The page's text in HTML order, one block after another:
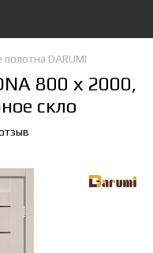
DARUMI
800 х 2000,
скло